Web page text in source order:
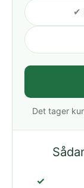
✔
Det tager